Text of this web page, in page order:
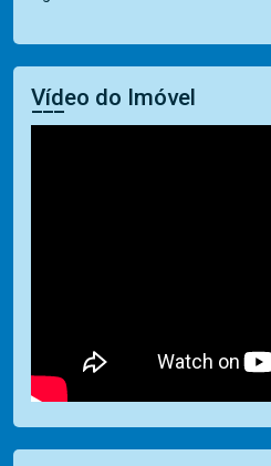
Vídeo do Imóvel